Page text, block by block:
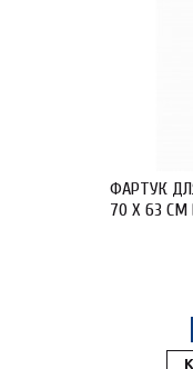
ФАРТУК
70 X 63 СМ